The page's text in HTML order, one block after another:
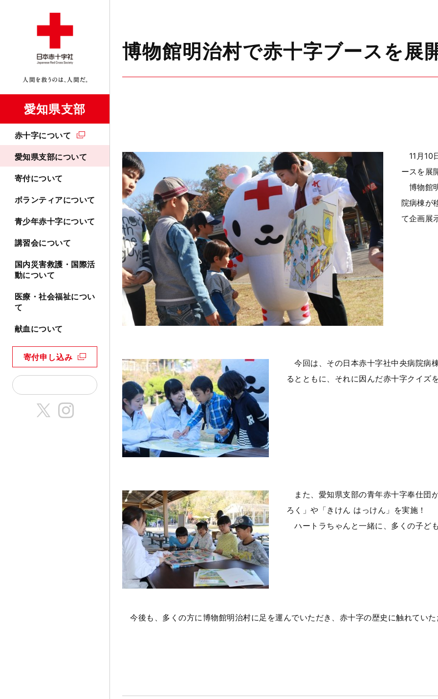
愛知県支部
赤十字について
愛知県支部について
寄付について
ボランティアについて
青少年赤十字について
講習会について
国内災害救護・国際活
動について
医療・社会福祉につい
て
献血について
寄付申し込み
博物館明治村で赤十字ブースを展
11月10
ースを展
博物館
院病棟が
て企画展
今回は、その日本赤十字社中央病院病
るとともに、それに因んだ赤十字クイズ
また、愛知県支部の青年赤十字奉仕団
ろく」や「きけん はっけん」を実施！
ハートラちゃんと一緒に、多くの子ど
今後も、多くの方に博物館明治村に足を運んでいただき、赤十字の歴史に触れていた